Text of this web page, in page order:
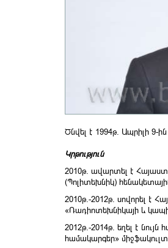
Ծնվել է 1994թ. Ապրիլի 9-
Կրթություն
2010թ. ավարտել է
(Պոլիտեխնիկ)
2010թ.-2012թ. սովորել
«Ռադիոտեխնիկայի և
2012թ.-2014թ. եղել է
համակարգեր»